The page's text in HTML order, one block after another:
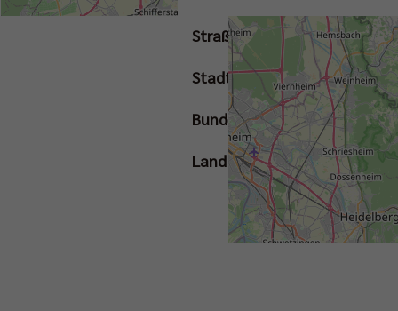
Straße
Stadt
Bundesland
Land